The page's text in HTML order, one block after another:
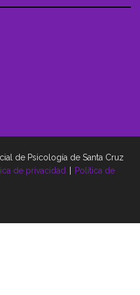
de Psicología de Santa Cruz
de privacidad
Política de